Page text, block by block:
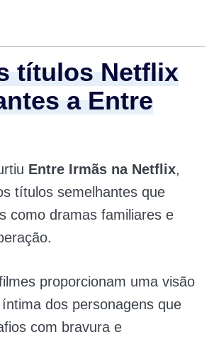
títulos Netflix
a Entre
Entre Irmãs na Netflix,
títulos semelhantes que
como dramas familiares e
proporcionam uma visão
dos personagens que
com bravura e